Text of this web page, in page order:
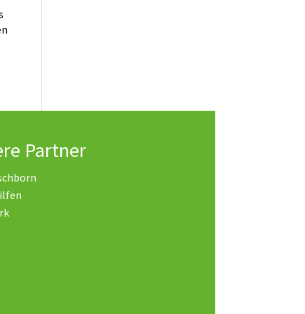
Partner